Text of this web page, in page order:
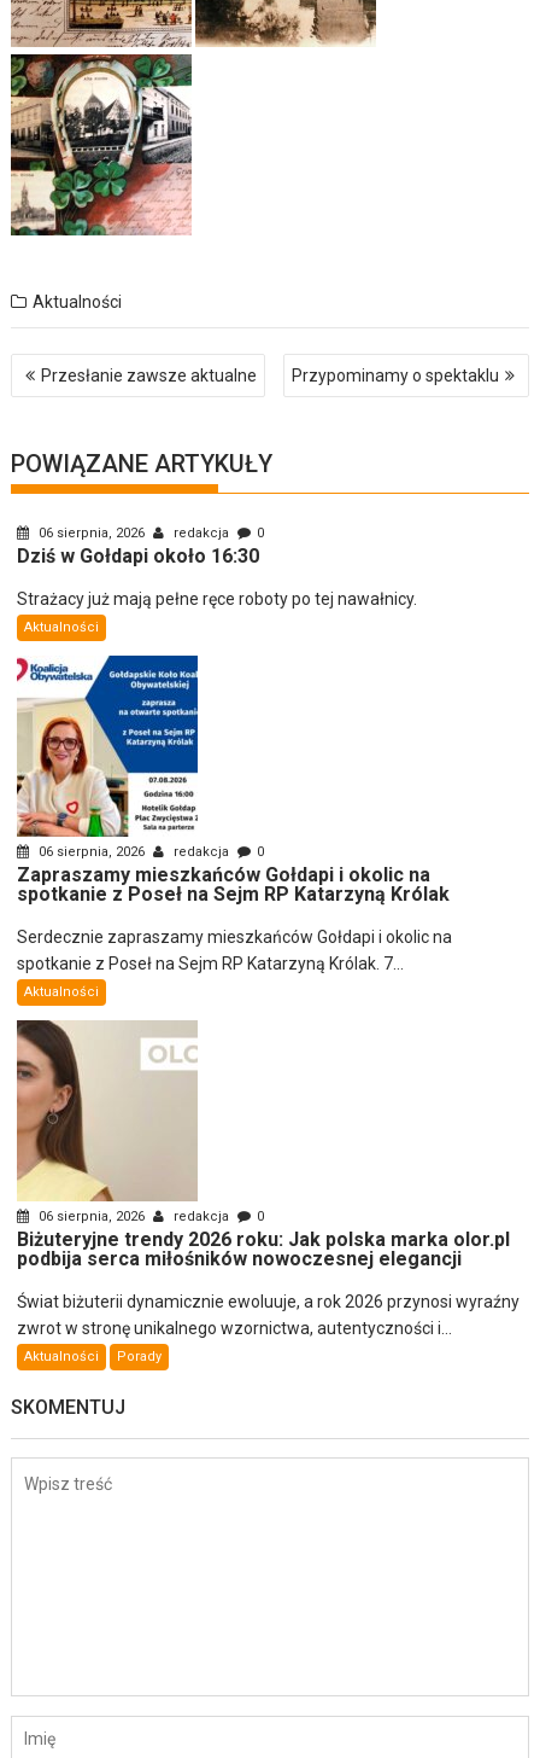
Aktualności
Nawigacja
wpisuPrzesłanie zawsze aktualne Przypominamy o spektaklu
POWIĄZANE ARTYKUŁY
06 sierpnia, 2026 redakcja 0
Dziś w Gołdapi około 16:30
Strażacy już mają pełne ręce roboty po tej nawałnicy.
Aktualności
06 sierpnia, 2026 redakcja 0
Zapraszamy mieszkańców Gołdapi i okolic na
spotkanie z Poseł na Sejm RP Katarzyną Królak
Serdecznie zapraszamy mieszkańców Gołdapi i okolic na
spotkanie z Poseł na Sejm RP Katarzyną Królak. 7...
Aktualności
06 sierpnia, 2026 redakcja 0
Biżuteryjne trendy 2026 roku: Jak polska marka olor.pl
podbija serca miłośników nowoczesnej elegancji
Świat biżuterii dynamicznie ewoluuje, a rok 2026 przynosi wyraźny
zwrot w stronę unikalnego wzornictwa, autentyczności i...
Aktualności Porady
SKOMENTUJ